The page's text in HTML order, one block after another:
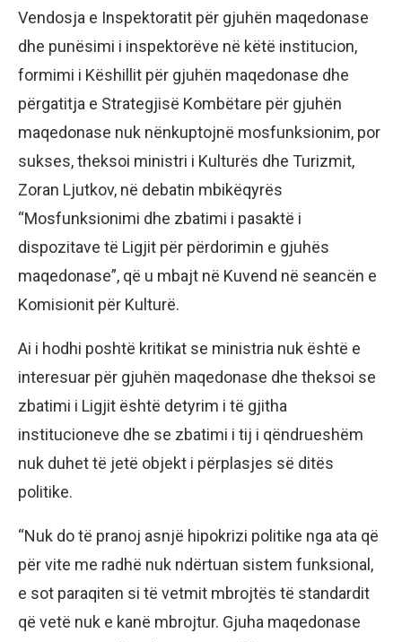
Vendosja e Inspektoratit për gjuhën maqedonase
dhe punësimi i inspektorëve në këtë institucion,
formimi i Këshillit për gjuhën maqedonase dhe
përgatitja e Strategjisë Kombëtare për gjuhën
maqedonase nuk nënkuptojnë mosfunksionim, por
sukses, theksoi ministri i Kulturës dhe Turizmit,
Zoran Ljutkov, në debatin mbikëqyrës
“Mosfunksionimi dhe zbatimi i pasaktë i
dispozitave të Ligjit për përdorimin e gjuhës
maqedonase”, që u mbajt në Kuvend në seancën e
Komisionit për Kulturë.
Ai i hodhi poshtë kritikat se ministria nuk është e
interesuar për gjuhën maqedonase dhe theksoi se
zbatimi i Ligjit është detyrim i të gjitha
institucioneve dhe se zbatimi i tij i qëndrueshëm
nuk duhet të jetë objekt i përplasjes së ditës
politike.
“Nuk do të pranoj asnjë hipokrizi politike nga ata që
për vite me radhë nuk ndërtuan sistem funksional,
e sot paraqiten si të vetmit mbrojtës të standardit
që vetë nuk e kanë mbrojtur. Gjuha maqedonase